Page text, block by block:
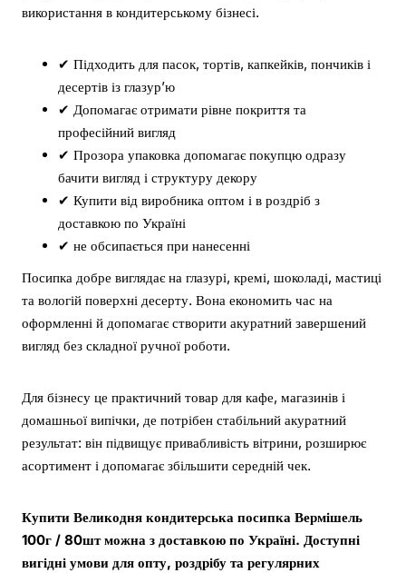
використання в кондитерському бізнесі.
✔ Підходить для пасок, тортів, капкейків, пончиків і
десертів із глазур’ю
✔ Допомагає отримати рівне покриття та
професійний вигляд
✔ Прозора упаковка допомагає покупцю одразу
бачити вигляд і структуру декору
✔ Купити від виробника оптом і в роздріб з
доставкою по Україні
✔ не обсипається при нанесенні
Посипка добре виглядає на глазурі, кремі, шоколаді, мастиці
та вологій поверхні десерту. Вона економить час на
оформленні й допомагає створити акуратний завершений
вигляд без складної ручної роботи.
Для бізнесу це практичний товар для кафе, магазинів і
домашньої випічки, де потрібен стабільний акуратний
результат: він підвищує привабливість вітрини, розширює
асортимент і допомагає збільшити середній чек.
Купити Великодня кондитерська посипка Вермішель
100г / 80шт можна з доставкою по Україні. Доступні
вигідні умови для опту, роздрібу та регулярних